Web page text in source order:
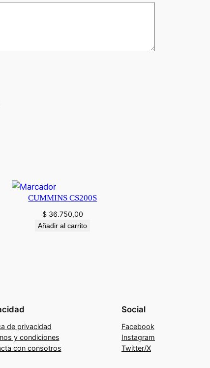
CUMMINS CS200S
$36.750,00
Añadir al carrito
de privacidad
y condiciones
con consotros
Social
Facebook
Instagram
Twitter/X